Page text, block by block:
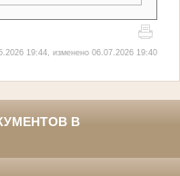
19:44, изменено 06.07.2026 19:40
В